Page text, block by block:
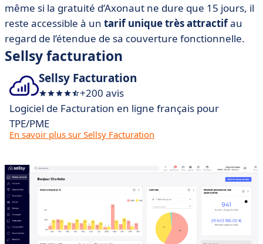
même si la gratuité d’Axonaut ne dure que 15 jours, il
reste accessible à un tarif unique très attractifau
regard de l’étendue de sa couverture fonctionnelle.
Sellsy facturation
Sellsy Facturation
+200 avis
Logiciel de Facturation en ligne français pour
TPE/PME
En savoir plus sur Sellsy Facturation